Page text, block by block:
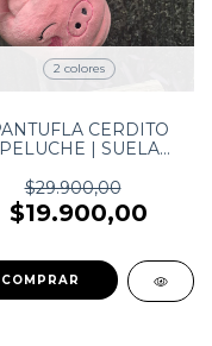
2 colores
CERDITO
PELUCHE | SUELA
$29.900,00
$19.900,00
COMPRAR